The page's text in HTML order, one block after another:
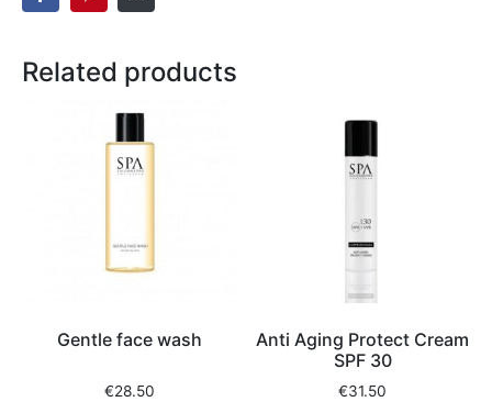
Related products
Gentle face wash
€28.50
Anti Aging Protect Cream
SPF 30
€31.50